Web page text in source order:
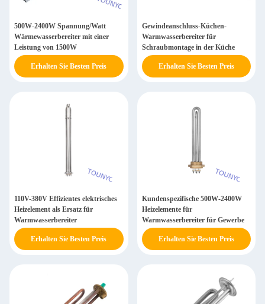
500W-2400W Spannung/Watt
Wärmewasserbereiter mit einer
Leistung von 1500W
Erhalten Sie Besten Preis
Gewindeanschluss-Küchen-
Warmwasserbereiter für
Schraubmontage in der Küche
Erhalten Sie Besten Preis
110V-380V Effizientes elektrisches
Heizelement als Ersatz für
Warmwasserbereiter
Erhalten Sie Besten Preis
Kundenspezifische 500W-2400W
Heizelemente für
Warmwasserbereiter für Gewerbe
Erhalten Sie Besten Preis